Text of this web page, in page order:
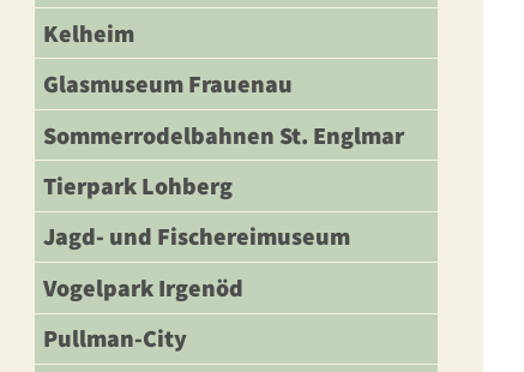
Kelheim
Glasmuseum Frauenau
Sommerrodelbahnen St. Englmar
Tierpark Lohberg
Jagd- und Fischereimuseum
Vogelpark Irgenöd
Pullman-City